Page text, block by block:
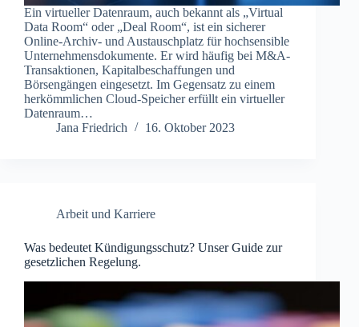
Ein virtueller Datenraum, auch bekannt als „Virtual
Data Room“ oder „Deal Room“, ist ein sicherer
Online-Archiv- und Austauschplatz für hochsensible
Unternehmensdokumente. Er wird häufig bei M&A-
Transaktionen, Kapitalbeschaffungen und
Börsengängen eingesetzt. Im Gegensatz zu einem
herkömmlichen Cloud-Speicher erfüllt ein virtueller
Datenraum…
Jana Friedrich
16. Oktober 2023
Arbeit und Karriere
Was bedeutet Kündigungsschutz? Unser Guide zur
gesetzlichen Regelung.